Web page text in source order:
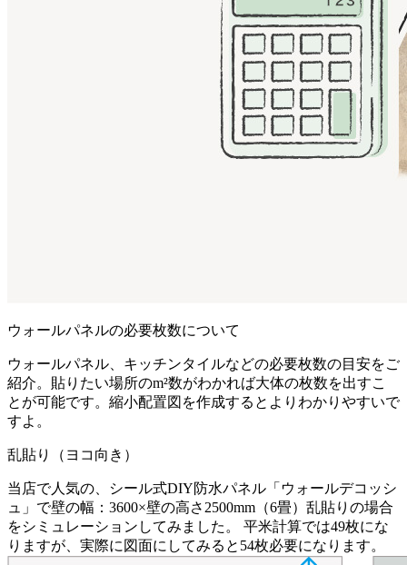
ウォールパネルの必要枚数について
ウォールパネル、キッチンタイルなどの必要枚数の目安をご
紹介。貼りたい場所のm²数がわかれば大体の枚数を出すこ
とが可能です。縮小配置図を作成するとよりわかりやすいで
すよ。
乱貼り（ヨコ向き）
当店で人気の、シール式DIY防水パネル「ウォールデコッシ
ュ」で壁の幅：3600×壁の高さ2500mm（6畳）乱貼りの場合
をシミュレーションしてみました。 平米計算では49枚にな
りますが、実際に図面にしてみると54枚必要になります。